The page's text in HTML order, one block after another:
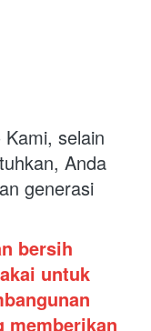
selain
Anda
generasi
bersih
untuk
memberikan